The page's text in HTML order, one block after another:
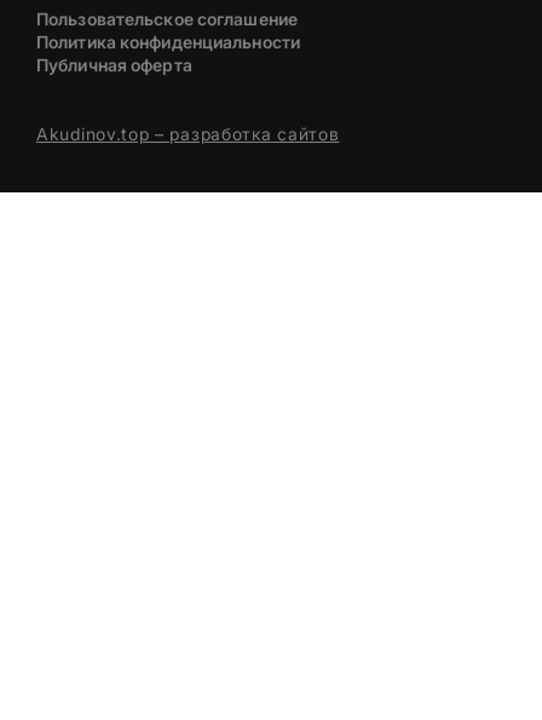
Пользовательское соглашение
Политика конфиденциальности
Публичная оферта
Akudinov.top – разработка сайтов